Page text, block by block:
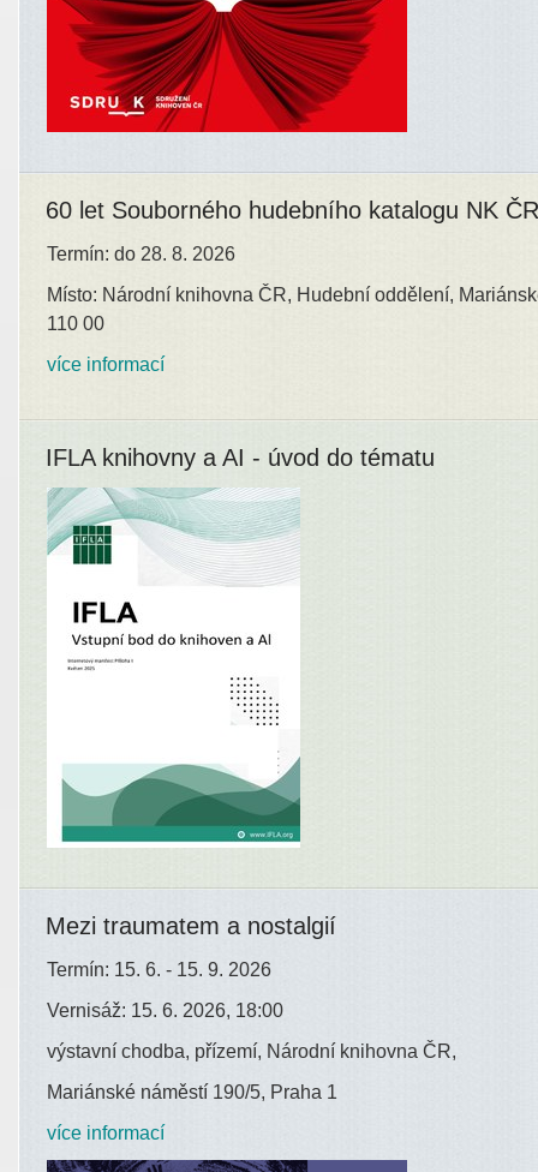
60 let Souborného hudebního katalogu NK ČR
Termín: do 28. 8. 2026
Místo: Národní knihovna ČR, Hudební oddělení,
110 00
více informací
IFLA knihovny a AI - úvod do tématu
Mezi traumatem a nostalgií
Termín: 15. 6. - 15. 9. 2026
Vernisáž: 15. 6. 2026, 18:00
výstavní chodba, přízemí, Národní knihovna ČR,
Mariánské náměstí 190/5, Praha 1
více informací